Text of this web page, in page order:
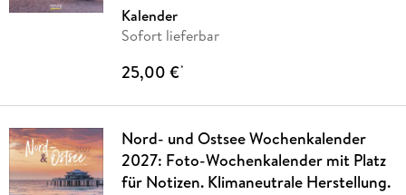
Kalender
Sofort lieferbar
25,00 €*
Nord- und Ostsee Wochenkalender
2027: Foto-Wochenkalender mit Platz
für Notizen. Klimaneutrale Herstellung.